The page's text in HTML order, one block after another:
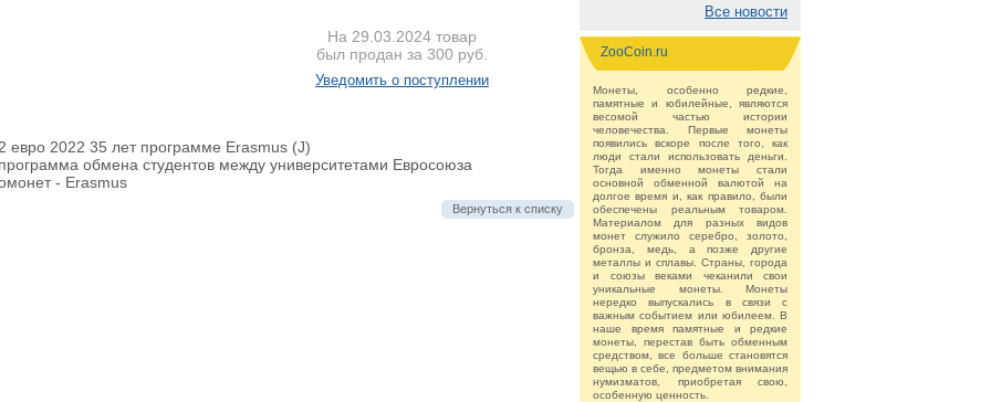
Все новости
ZooCoin.ru
Монеты, особенно редкие,
памятные и юбилейные, являются
весомой частью истории
человечества. Первые монеты
появились вскоре после того, как
люди стали использовать деньги.
Тогда именно монеты стали
основной обменной валютой на
долгое время и, как правило, были
обеспечены реальным товаром.
Материалом для разных видов
монет служило серебро, золото,
бронза, медь, а позже другие
металлы и сплавы. Страны, города
и союзы веками чеканили свои
уникальные монеты. Монеты
нередко выпускались в связи с
важным событием или юбилеем. В
наше время памятные и редкие
монеты, перестав быть обменным
средством, все больше становятся
вещью в себе, предметом внимания
нумизматов, приобретая свою,
особенную ценность.
На 29.03.2024 товар
был продан за 300 руб.
Уведомить о поступлении
евро 2022 35 лет программе Erasmus (J)
обмена студентов между университетами Евросоюза
- Erasmus
Вернуться к списку